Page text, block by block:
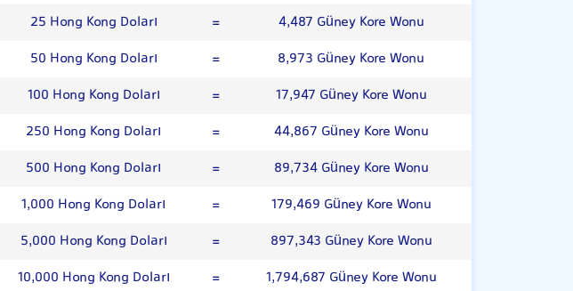
25 Hong Kong Doları
=
4,487 Güney Kore Wonu
50 Hong Kong Doları
=
8,973 Güney Kore Wonu
100 Hong Kong Doları
=
17,947 Güney Kore Wonu
250 Hong Kong Doları
=
44,867 Güney Kore Wonu
500 Hong Kong Doları
=
89,734 Güney Kore Wonu
1,000 Hong Kong Doları
=
179,469 Güney Kore Wonu
5,000 Hong Kong Doları
=
897,343 Güney Kore Wonu
10,000 Hong Kong Doları
= 1,794,687 Güney Kore Wonu